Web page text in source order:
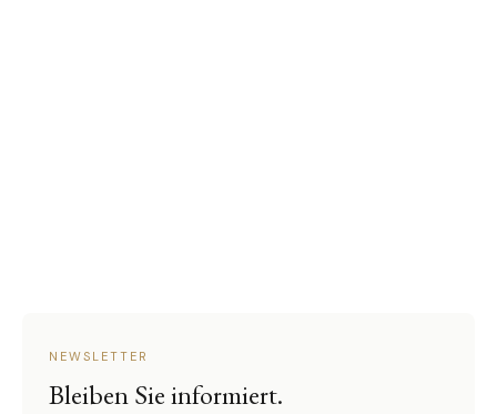
NEWSLETTER
Bleiben Sie informiert.